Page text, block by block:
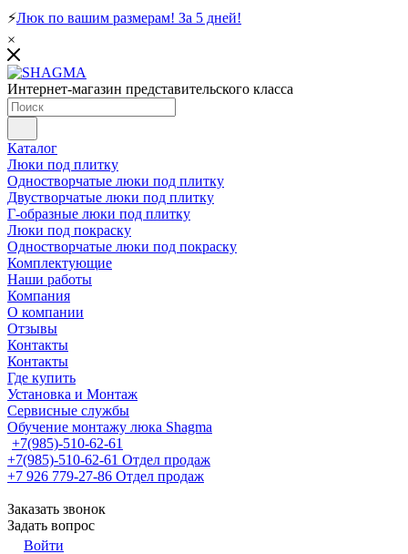
⚡Люк по вашим размерам! За 5 дней!
×
Интернет-магазин представительского класса
Каталог
Люки под плитку
Одностворчатые люки под плитку
Двустворчатые люки под плитку
Г-образные люки под плитку
Люки под покраску
Одностворчатые люки под покраску
Комплектующие
Наши работы
Компания
О компании
Отзывы
Контакты
Контакты
Где купить
Установка и Монтаж
Сервисные службы
Обучение монтажу люка Shagma
+7(985)-510-62-61
+7(985)-510-62-61 Отдел продаж
‪+7 926 779-27-86‬ Отдел продаж
Заказать звонок
Задать вопрос
Войти